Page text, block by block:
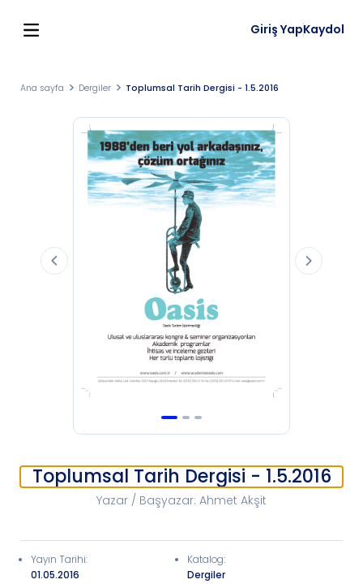
Giriş YapKaydol
Ana sayfa Dergiler Toplumsal Tarih Dergisi - 1.5.2016
Toplumsal Tarih Dergisi - 1.5.2016
Yazar / Başyazar: Ahmet Akşit
Yayın Tarihi:
01.05.2016
Katalog:
Dergiler